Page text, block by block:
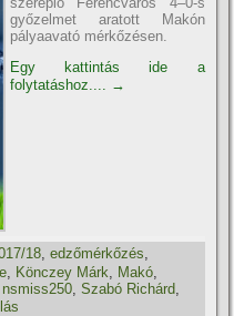
győzelmet aratott Makón
pályaavató mérkőzésen.
Egy kattintás ide a
folytatáshoz.... →
18 ,edzőmérkőzés
, Könczey Márk, Makó,
nsmiss250,Szabó Richárd,